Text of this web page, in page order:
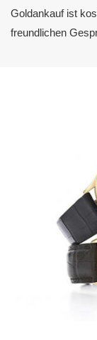
Goldankauf ist
freundlichen